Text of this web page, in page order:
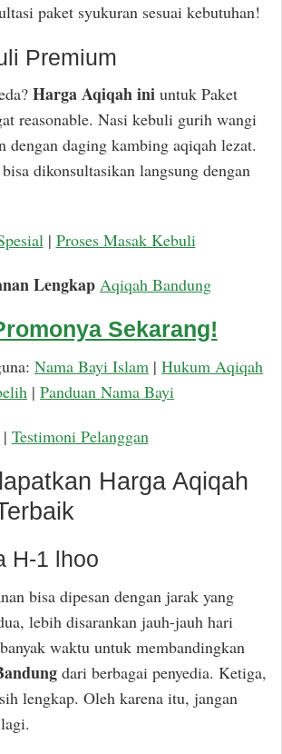
paket syukuran sesuai kebutuhan!
Premium
Harga Aqiqah ini untuk Paket
reasonable. Nasi kebuli gurih wangi
dengan daging kambing aqiqah lezat.
dikonsultasikan langsung dengan
| Proses Masak Kebuli
Lengkap Aqiqah Bandung
Sekarang!
Nama Bayi Islam | Hukum Aqiqah
| Panduan Nama Bayi
Testimoni Pelanggan
Harga Aqiqah
H-1 lhoo
bisa dipesan dengan jarak yang
lebih disarankan jauh-jauh hari
waktu untuk membandingkan
dari berbagai penyedia. Ketiga,
lengkap. Oleh karena itu, jangan